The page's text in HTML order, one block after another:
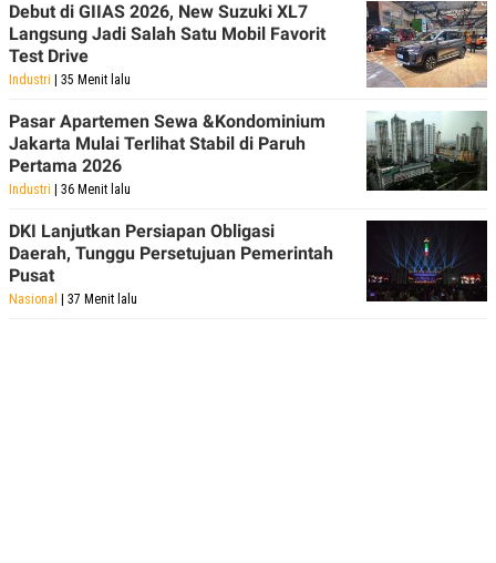
Debut di GIIAS 2026, New Suzuki XL7
Langsung Jadi Salah Satu Mobil Favorit
Test Drive
Industri | 35 Menit lalu
Pasar Apartemen Sewa &Kondominium
Jakarta Mulai Terlihat Stabil di Paruh
Pertama 2026
Industri | 36 Menit lalu
DKI Lanjutkan Persiapan Obligasi
Daerah, Tunggu Persetujuan Pemerintah
Pusat
Nasional | 37 Menit lalu